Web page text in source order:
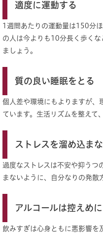
適度に運動する
1週間あたりの運動量は150分
の人は今よりも10分長く歩く
ましょう。
質の良い睡眠をとる
個人差や環境にもよりますが、
ています。生活リズムを整えて
ストレスを溜め込ま
過度なストレスは不安や抑うつ
まないように、自分なりの発散
アルコールは控えめに
飲みすぎは心身ともに悪影響を